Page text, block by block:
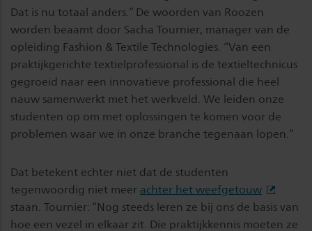
Dat is nu totaal anders.” De woorden van Roozen
worden beaamt door Sacha Tournier, manager van de
opleiding Fashion & Textile Technologies. “Van een
praktijkgerichte textielprofessional is de textieltechnicus
gegroeid naar een innovatieve professional die heel
nauw samenwerkt met het werkveld. We leiden onze
studenten op om met oplossingen te komen voor de
problemen waar we in onze branche tegenaan lopen.”
Dat betekent echter niet dat de studenten
tegenwoordig niet meer achter het weefgetouw
staan. Tournier: “Nog steeds leren ze bij ons de basis van
hoe een vezel in elkaar zit. Die praktijkkennis moeten ze